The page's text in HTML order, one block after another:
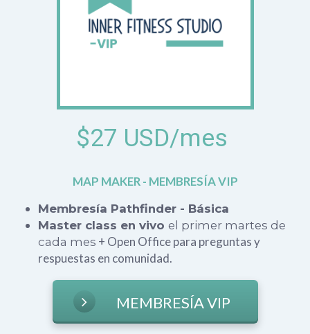
$27 USD/mes
MAP MAKER - MEMBRESÍA VIP
Membresía Pathfinder - Básica
Master class en vivo el primer martes de
cada mes + Open Office para preguntas y
respuestas en comunidad.
MEMBRESÍA VIP